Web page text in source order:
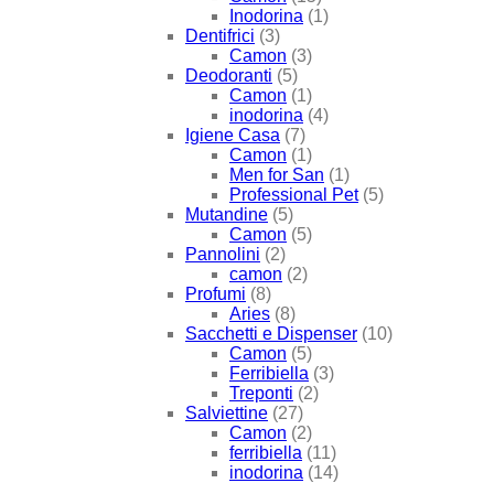
Inodorina (1)
Dentifrici (3)
Camon (3)
Deodoranti (5)
Camon (1)
inodorina (4)
Igiene Casa (7)
Camon (1)
Men for San (1)
Professional Pet (5)
Mutandine (5)
Camon (5)
Pannolini (2)
camon (2)
Profumi (8)
Aries (8)
Sacchetti e Dispenser (10)
Camon (5)
Ferribiella (3)
Treponti (2)
Salviettine (27)
Camon (2)
ferribiella (11)
inodorina (14)